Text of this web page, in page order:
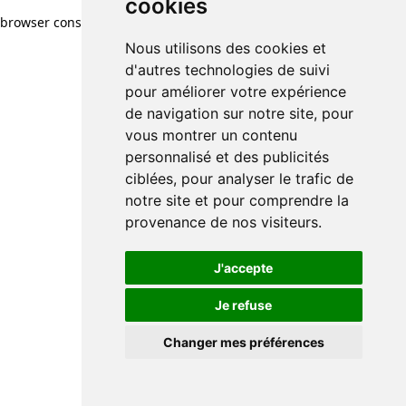
cookies
Nous utilisons des cookies et
d'autres technologies de suivi
pour améliorer votre expérience
de navigation sur notre site, pour
vous montrer un contenu
personnalisé et des publicités
ciblées, pour analyser le trafic de
notre site et pour comprendre la
provenance de nos visiteurs.
J'accepte
Je refuse
Changer mes préférences
browser console for more information)